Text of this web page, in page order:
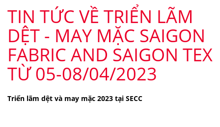
TIN TỨC VỀ TRIỂN LÃM
DỆT - MAY MẶC SAIGON
FABRIC AND SAIGON TEX
TỪ 05-08/04/2023
Triển lãm dệt và may mặc 2023 tại SECC